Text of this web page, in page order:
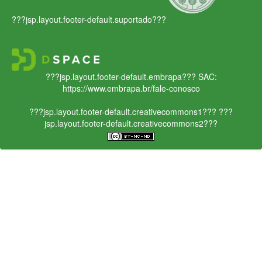
???jsp.layout.footer-default.suportado???
???jsp.layout.footer-default.embrapa??? SAC:
https://www.embrapa.br/fale-conosco
???jsp.layout.footer-default.creativecommons1??? ???
jsp.layout.footer-default.creativecommons2???